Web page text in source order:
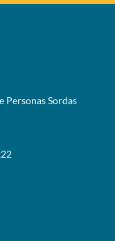
Personas Sordas